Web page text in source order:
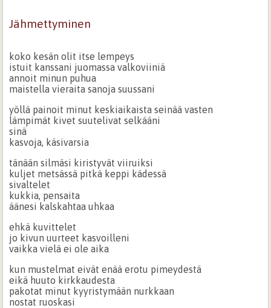
Jähmettyminen
koko kesän olit itse lempeys
istuit kanssani juomassa valkoviiniä
annoit minun puhua
maistella vieraita sanoja suussani
yöllä painoit minut keskiaikaista seinää vasten
lämpimät kivet suutelivat selkääni
sinä
kasvoja, käsivarsia
tänään silmäsi kiristyvät viiruiksi
kuljet metsässä pitkä keppi kädessä
sivaltelet
kukkia, pensaita
äänesi kalskahtaa uhkaa
ehkä kuvittelet
jo kivun uurteet kasvoilleni
vaikka vielä ei ole aika
kun mustelmat eivät enää erotu pimeydestä
eikä huuto kirkkaudesta
pakotat minut kyyristymään nurkkaan
nostat ruoskasi